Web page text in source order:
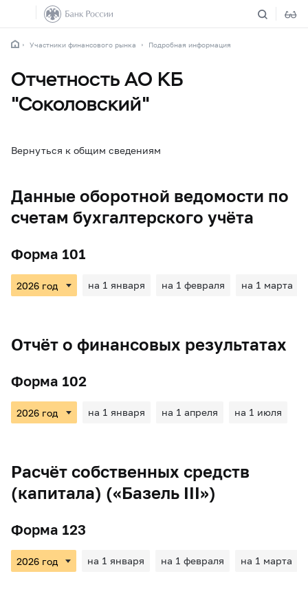
Участники финансового рынка Подробная информация
Отчетность АО КБ
"Соколовский"
Вернуться к общим сведениям
Данные оборотной ведомости по
счетам бухгалтерского учёта
Форма 101
на 1 января на 1 февраля на 1 марта
Отчёт о финансовых результатах
Форма 102
на 1 января на 1 апреля на 1 июля
Расчёт собственных средств
(капитала) («Базель III»)
Форма 123
на 1 января на 1 февраля на 1 марта